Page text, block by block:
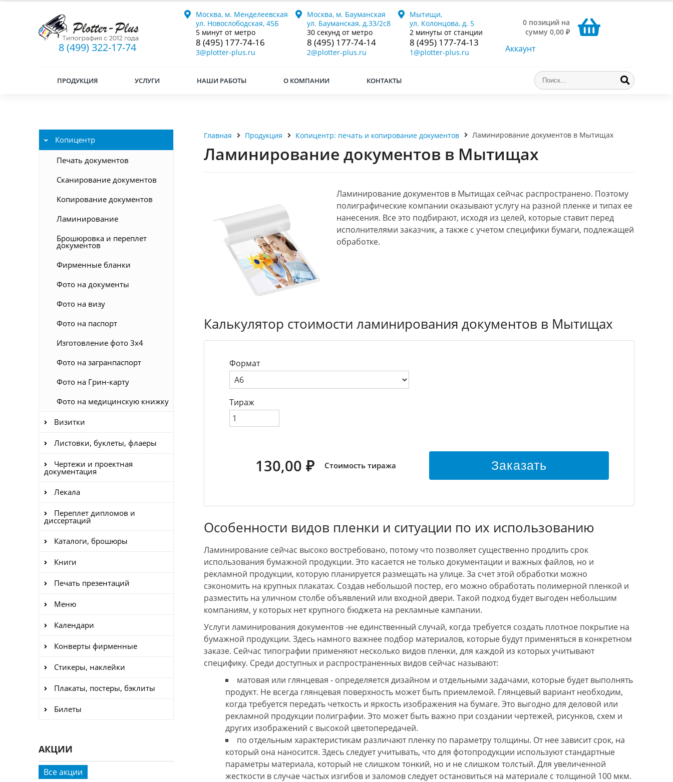
8 (499) 322-17-74
Москва, м. Менделеевская
ул. Новослободская, 45Б
5 минут от метро
8 (495) 177-74-16
3@plotter-plus.ru
Москва, м. Бауманская
ул. Бауманская, д.33/2с8
30 секунд от метро
8 (495) 177-74-14
2@plotter-plus.ru
Мытищи,
ул. Колонцова, д. 5
2 минуты от станции
8 (495) 177-74-13
1@plotter-plus.ru
0 позиций на
сумму 0,00 ₽
Аккаунт
ПРОДУКЦИЯ УСЛУГИ НАШИ РАБОТЫ О КОМПАНИИ КОНТАКТЫ
Копицентр
Печать документов
Сканирование документов
Копирование документов
Ламинирование
Брошюровка и переплет
документов
Фирменные бланки
Фото на документы
Фото на визу
Фото на паспорт
Изготовление фото 3x4
Фото на загранпаспорт
Фото на Грин-карту
Фото на медицинскую книжку
Визитки
Листовки, буклеты, флаеры
Чертежи и проектная
документация
Лекала
Переплет дипломов и
диссертаций
Каталоги, брошюры
Книги
Печать презентаций
Меню
Календари
Конверты фирменные
Стикеры, наклейки
Плакаты, постеры, бэклиты
Билеты
АКЦИИ
Все акции
Главная Продукция Копицентр: печать и копирование документов Ламинирование документов в Мытищах
Ламинирование документов в Мытищах
Ламинирование документов в Мытищах сейчас распространено. Поэтому
полиграфические компании оказывают услугу на разной пленке и типах ее
нанесения. Все это подбирают, исходя из целей, которые ставит перед
исполнителями заказчик, а также с учетом специфики бумаги, подлежащей
обработке.
Калькулятор стоимости ламинирования документов в Мытищах
Формат
Тираж
Стоимость тиража
130,00 ₽ Заказать
Особенности видов пленки и ситуации по их использованию
Ламинирование сейчас высоко востребовано, потому что позволяет существенно продлить срок
использования бумажной продукции. Это касается не только документации и важных файлов, но и
рекламной продукции, которую планируется размещать на улице. За счет этой обработки можно
сэкономить на крупных плакатах. Создав небольшой постер, его можно обработать полимерной пленкой и
разместить на уличном столбе объявлений или входной двери. Такой подход будет выгоден небольшим
компаниям, у которых нет крупного бюджета на рекламные кампании.
Услуги ламинирования документов -не единственный случай, когда требуется создать плотное покрытие на
бумажной продукции. Здесь намного важнее подбор материалов, которые будут применяться в конкретном
заказе. Сейчас типографии применяют несколько видов пленки, для каждой из которых учитывают
специфику. Среди доступных и распространенных видов сейчас называют:
матовая или глянцевая - определяется дизайном и отдельными задачами, которые будет выполнять
продукт. Не всегда глянцевая поверхность может быть приемлемой. Глянцевый вариант необходим,
когда требуется передать четкость и яркость изображения на бумаге. Это выгодно для деловой или
рекламной продукции полиграфии. Это может быть важно при создании чертежей, рисунков, схем и
других изображений с высокой цветопередачей.
по отдельным характеристикам различают пленку по параметру толщины. От нее зависит срок, на
который она наносится. Здесь следует учитывать, что для фотопродукции используют стандартные
параметры материала, который не слишком тонкий, но и не слишком толстый. Для увеличенной
жесткости в случае частых изгибов и заломов следует остановиться на материале с толщиной 100 мкм.